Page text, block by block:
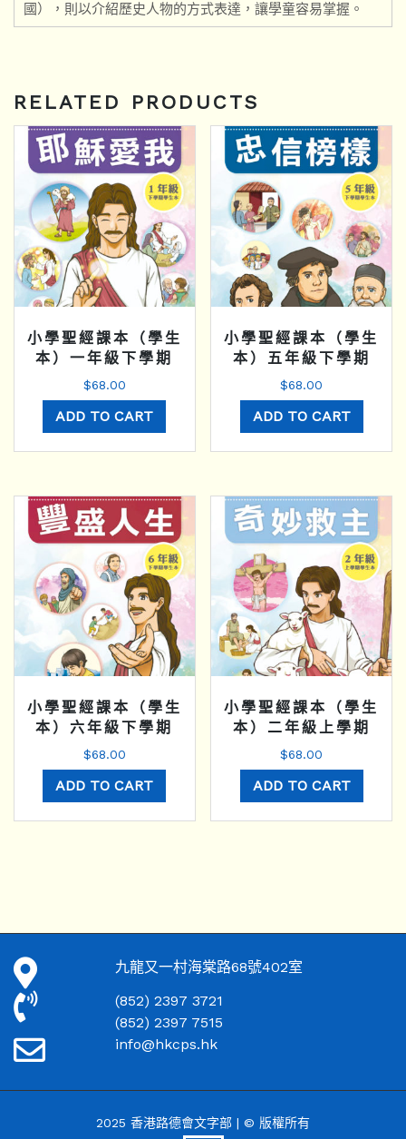
國），則以介紹歷史人物的方式表達，讓學童容易掌握。
RELATED PRODUCTS
小學聖經課本（學生
本）一年級下學期
$68.00
ADD TO CART
小學聖經課本（學生
本）五年級下學期
$68.00
ADD TO CART
小學聖經課本（學生
本）六年級下學期
$68.00
ADD TO CART
小學聖經課本（學生
本）二年級上學期
$68.00
ADD TO CART
九龍又一村海棠路68號402室
(852) 2397 3721
(852) 2397 7515
info@hkcps.hk
2025 香港路德會文字部 | © 版權所有